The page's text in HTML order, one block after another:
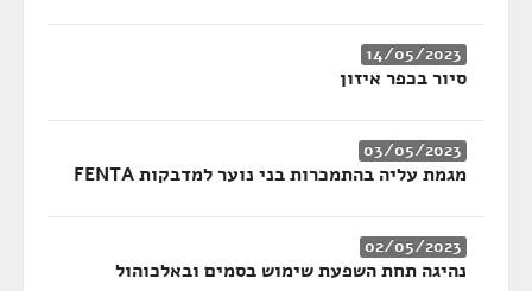
14/05/2023
סיור בכפר איזון
03/05/2023
מגמת עליה בהתמכרות בני נוער למדבקות FENTA
02/05/2023
נהיגה תחת השפעת שימוש בסמים ובאלכוהול